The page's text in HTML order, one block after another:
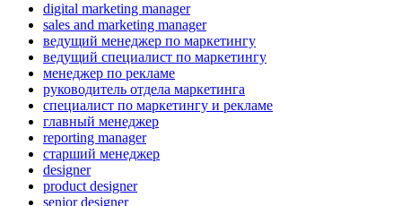
digital marketing manager
sales and marketing manager
ведущий менеджер по маркетингу
ведущий специалист по маркетингу
менеджер по рекламе
руководитель отдела маркетинга
специалист по маркетингу и рекламе
главный менеджер
reporting manager
старший менеджер
designer
product designer
senior designer